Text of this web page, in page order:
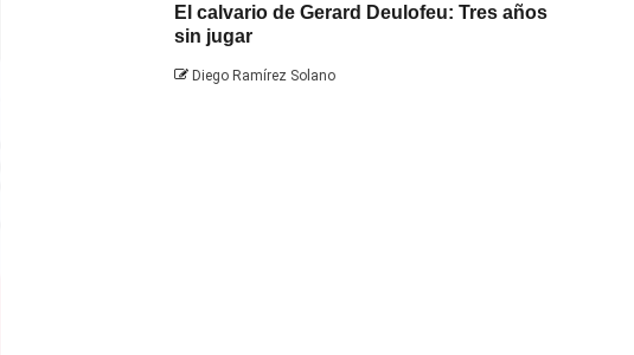
El calvario de Gerard Deulofeu: Tres años
sin jugar
Diego Ramírez Solano